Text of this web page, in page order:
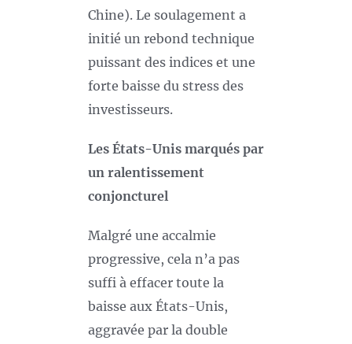
Chine). Le soulagement a
initié un rebond technique
puissant des indices et une
forte baisse du stress des
investisseurs.
Les États-Unis marqués par
un ralentissement
conjoncturel
Malgré une accalmie
progressive, cela n’a pas
suffi à effacer toute la
baisse aux États-Unis,
aggravée par la double